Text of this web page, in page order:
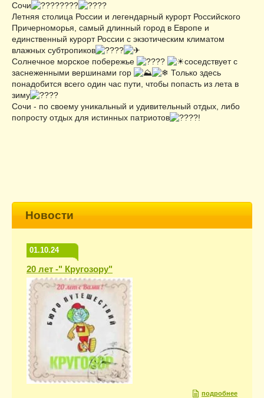
Новости
01.10.24
20 лет -" Кругозору"
подробнее
Сочи
Летняя столица России и легендарный курорт Российского
Причерноморья, самый длинный город в Европе и
единственный курорт России с экзотическим климатом
влажных субтропиков
Солнечное морское побережье
соседствует с
заснеженными вершинами гор
Только здесь
понадобится всего один час пути, чтобы попасть из лета в
зиму
Сочи - по своему уникальный и удивительный отдых, либо
попросту отдых для истинных патриотов
!